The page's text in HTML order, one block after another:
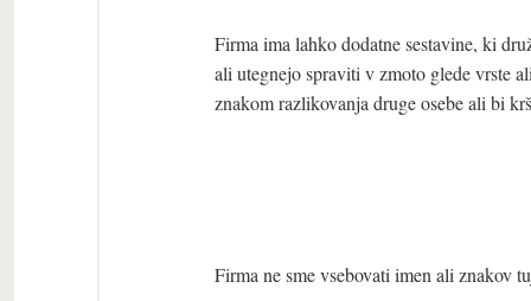
Firma ima lahko dodatne sestavine, ki
ali utegnejo spraviti v zmoto glede vrste
znakom razlikovanja druge osebe ali bi
Firma ne sme vsebovati imen ali znakov